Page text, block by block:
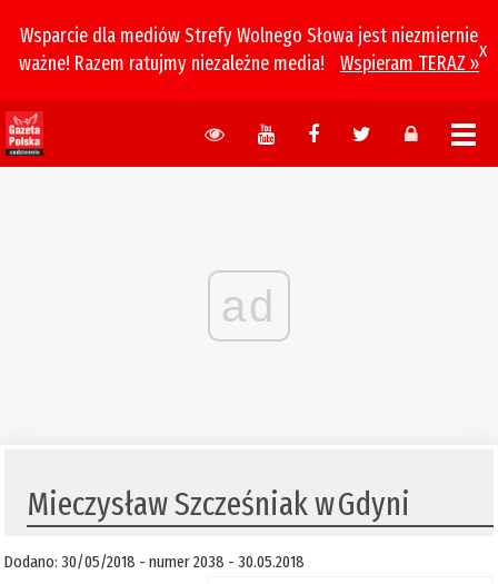
Wsparcie dla mediów Strefy Wolnego Słowa jest niezmiernie
ważne! Razem ratujmy niezależne media!
Wspieram TERAZ »
x
ad
Mieczysław Szcześniak w Gdyni
Dodano: 30/05/2018 - numer 2038 - 30.05.2018